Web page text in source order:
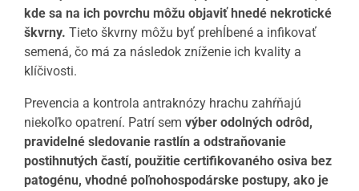
kde sa na ich povrchu môžu objaviť hnedé nekrotické
škvrny. Tieto škvrny môžu byť prehĺbené a infikovať
semená, čo má za následok zníženie ich kvality a
klíčivosti.
Prevencia a kontrola antraknózy hrachu zahŕňajú
niekoľko opatrení. Patrí sem výber odolných odrôd,
pravidelné sledovanie rastlín a odstraňovanie
postihnutých častí, použitie certifikovaného osiva bez
patogénu, vhodné poľnohospodárske postupy, ako je